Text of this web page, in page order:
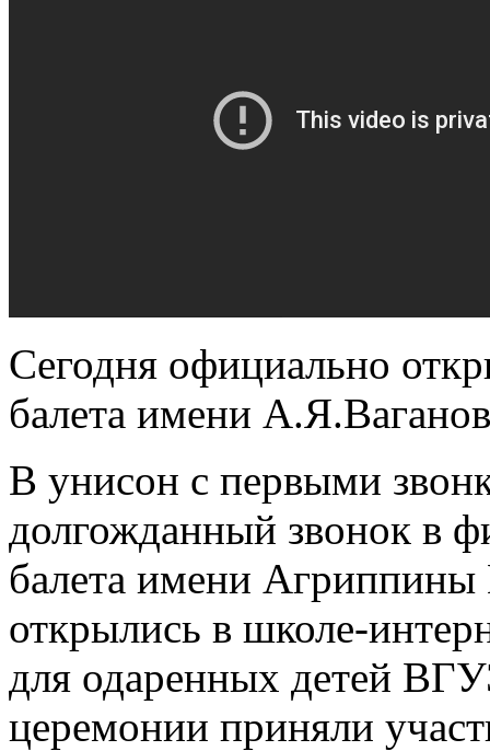
Сегодня официально
балета имени
В унисон с первыми
долгожданный звонок в
балета имени Агриппины
открылись в школе-
для одаренных детей
церемонии приняли